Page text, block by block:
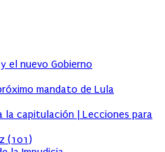
el nuevo Gobierno
mandato de Lula
la capitulación | Lecciones para
(101)